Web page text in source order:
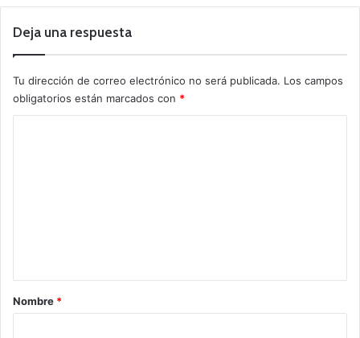
Deja una respuesta
Tu dirección de correo electrónico no será publicada. Los campos
obligatorios están marcados con *
rNombre *